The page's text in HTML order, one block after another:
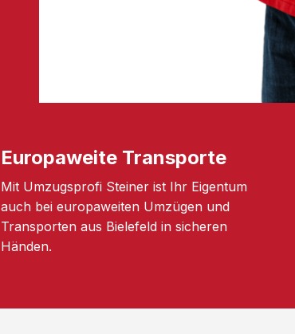
Europaweite Transporte
Mit Umzugsprofi Steiner ist Ihr Eigentum
auch bei europaweiten Umzügen und
Transporten aus Bielefeld in sicheren
Händen.